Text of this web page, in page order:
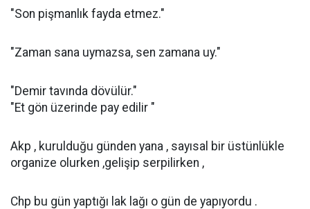
"Son pişmanlık fayda etmez."
"Zaman sana uymazsa, sen zamana uy."
"Demir tavında dövülür."
"Et gön üzerinde pay edilir "
Akp , kurulduğu günden yana , sayısal bir üstünlükle
organize olurken ,gelişip serpilirken ,
Chp bu gün yaptığı lak lağı o gün de yapıyordu .